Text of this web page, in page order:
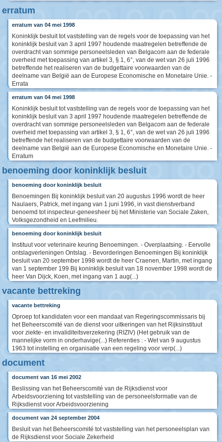
erratum
erratum van 04 mei 1998
Koninklijk besluit tot vaststelling van de regels voor de toepassing van het
koninklijk besluit van 3 april 1997 houdende maatregelen betreffende de
overdracht van sommige personeelsleden van Belgacom aan de federale
overheid met toepassing van artikel 3, § 1, 6°, van de wet van 26 juli 1996
betreffende het realiseren van de budgettaire voorwaarden van de
deelname van België aan de Europese Economische en Monetaire Unie. -
Errata
erratum van 04 mei 1998
Koninklijk besluit tot vaststelling van de regels voor de toepassing van het
koninklijk besluit van 3 april 1997 houdende maatregelen betreffende de
overdracht van sommige personeelsleden van Belgacom aan de federale
overheid met toepassing van artikel 3, § 1, 6°, van de wet van 26 juli 1996
betreffende het realiseren van de budgettaire voorwaarden van de
deelname van België aan de Europese Economische en Monetaire Unie. -
Erratum
benoeming door koninklijk besluit
benoeming door koninklijk besluit
Benoemingen Bij koninklijk besluit van 20 augustus 1996 wordt de heer
Naulaers, Patrick, met ingang van 1 juni 1996, in vast dienstverband
benoemd tot inspecteur-geneesheer bij het Ministerie van Sociale Zaken,
Volksgezondheid en Leefmilieu.
benoeming door koninklijk besluit
Instituut voor veterinaire keuring Benoemingen. - Overplaatsing. - Eervolle
ontslagverleningen Ontslag. - Bevorderingen Benoemingen Bij koninklijk
besluit van 20 september 1998 wordt de heer Craenen, Martin, met ingang
van 1 september 199 Bij koninklijk besluit van 18 november 1998 wordt de
heer Van Dijck, Koen, met ingang van 1 aug(...)
vacante bettreking
vacante bettreking
Oproep tot kandidaten voor een mandaat van Regeringscommissaris bij
het Beheerscomité van de dienst voor uitkeringen van het Rijksinstituut
voor ziekte- en invaliditeitsverzekering (RIZIV) (Het gebruik van de
mannelijke vorm in onderhavige(...) Referenties : - Wet van 9 augustus
1963 tot instelling en organisatie van een regeling voor verp(...)
document
document van 16 mei 2002
Beslissing van het Beheerscomité van de Rijksdienst voor
Arbeidsvoorziening tot vaststelling van de personeelsformatie van de
Rijksdienst voor Arbeidsvoorziening
document van 24 september 2004
Besluit van het Beheerscomité tot vaststelling van het personeelsplan van
de Rijksdienst voor Sociale Zekerheid